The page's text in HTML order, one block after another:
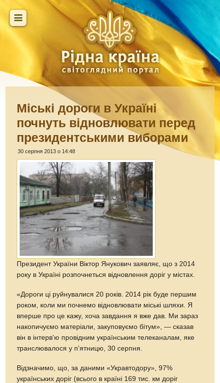
Міські дороги в Україні
почнуть відновлювати перед
президентськими виборами
30 серпня 2013 о 14:48
Президент України Віктор Янукович заявляє, що з 2014
року в Україні розпочнеться відновлення доріг у містах.
«Дороги ці руйнувалися 20 років. 2014 рік буде першим
роком, коли ми почнемо відновлювати міські шляхи. Я
вперше про це кажу, хоча завдання я вже дав. Ми зараз
накопичуємо матеріали, закуповуємо бітум», — сказав
він в інтерв'ю провідним українським телеканалам, яке
транслювалося у п'ятницю, 30 серпня.
Відзначимо, що, за даними «Укравтодору», 97%
українських доріг (всього в країні 169 тис. км доріг